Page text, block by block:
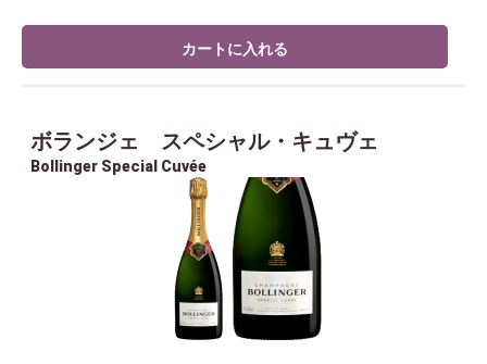
カートに入れる
ボランジェ スペシャル・キュヴェ
Bollinger Special Cuvée